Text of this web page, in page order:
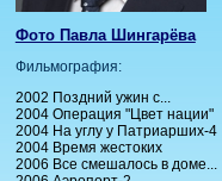
Фото Павла Шингарёва
Фильмография:
2002 Поздний ужин с...
2004 Операция "Цвет нации"
2004 На углу у Патриарших-4
2004 Время жестоких
2006 Все смешалось в доме...